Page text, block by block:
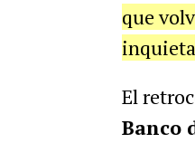
que
El
Banco